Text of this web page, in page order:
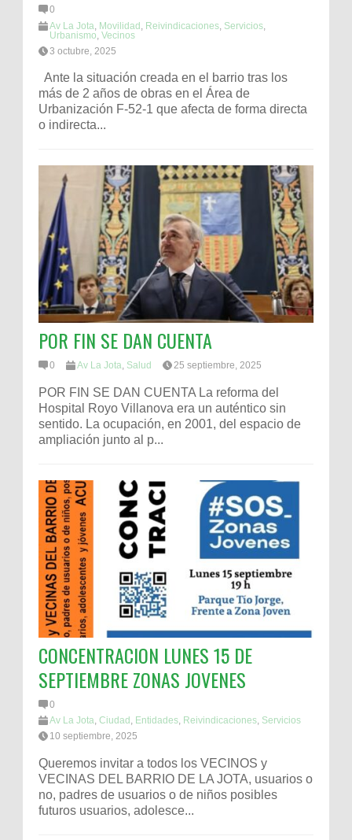
0
Av La Jota Movilidad Reivindicaciones Servicios
Urbanismo Vecinos
3 octubre, 2025
Ante la situación creada en el barrio tras los
más de 2 años de obras en el Área de
Urbanización F-52-1 que afecta de forma directa
o indirecta...
POR FIN SE DAN CUENTA
0 Av La Jota, Salud 25 septiembre, 2025
POR FIN SE DAN CUENTA La reforma del
Hospital Royo Villanova era un auténtico sin
sentido. La ocupación, en 2001, del espacio de
ampliación junto al p...
CONCENTRACION LUNES 15 DE
SEPTIEMBRE ZONAS JOVENES
0
Av La Jota, Ciudad, Entidades, Reivindicaciones, Servicios
10 septiembre, 2025
Queremos invitar a todos los VECINOS y
VECINAS DEL BARRIO DE LA JOTA, usuarios o
no, padres de usuarios o de niños posibles
futuros usuarios, adolesce...